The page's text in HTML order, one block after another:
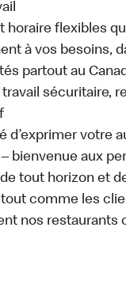
horaire flexibles
à vos besoins,
partout au
sécuritaire,
d’exprimer votre
bienvenue aux
tout horizon et
comme les
nos restaurants